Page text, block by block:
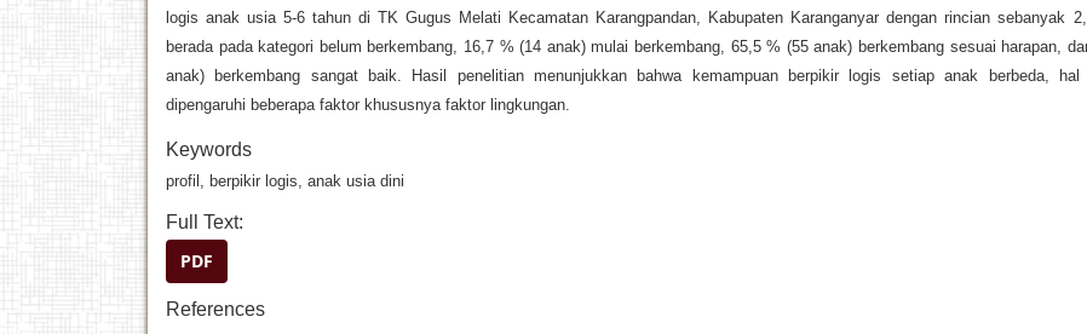
logis anak usia 5-6 tahun di TK Gugus Melati Kecamatan Karangpandan, Kabupaten Karanganyar dengan rincian sebanyak
berada pada kategori belum berkembang, 16,7 % (14 anak) mulai berkembang, 65,5 % (55 anak) berkembang sesuai harapan,
anak) berkembang sangat baik. Hasil penelitian menunjukkan bahwa kemampuan berpikir logis setiap anak berbeda,
dipengaruhi beberapa faktor khususnya faktor lingkungan.
Keywords
profil, berpikir logis, anak usia dini
Full Text:
PDF
References